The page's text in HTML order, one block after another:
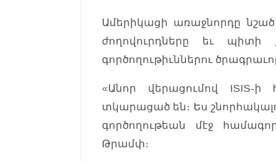
Ամերիկացի առաջնորդը
ժողովուրդները եւ պիտի
գործողութիւններու
«Անոր վերացումով ISIS-ի
տկարացած են։ Ես
գործողութեան մէջ
Թրամփ։